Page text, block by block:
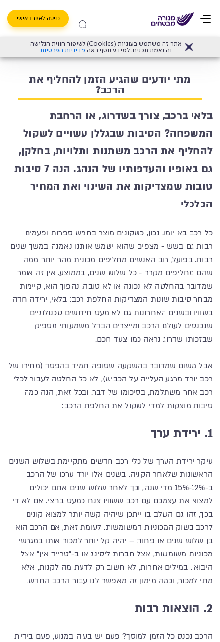
כניסה לאזור האישי
אתר זה משתמש בעוגיות (Cookies) לשיפור חווית הגלישה
והתאמת תכנים. למידע נוסף ראה מדיניות הפרטיות
> ביטוח רכב > מתי יודעים שהגיע הזמן להחליף את הרכב?
מתי יודעים שהגיע הזמן להחליף את
הרכב?
בלאי ברכב, צורך בשדרוג, או הרחבת
המשפחה? הסיבות שבגללן עשויים לשקול
להחליף את הרכב משתנות ותלויות, בחלקן,
גם באופיו והעדפותיו של הנהג. הנה 7 סיבות
טובות שמצדיקות את השינוי ואת המחיר
הכלכלי
כל רכב בא יומו. נכון, כשקונים מוצר בחמש ספרות ופעמים
רבות גם בשש - מצפים שהוא ישמש אותנו נאמנה במשך שנים
רבות. בפועל, רוב האנשים מחליפים מכונית מהר יותר ממה
שהם מחליפים מקרר - כל שלוש שנים, בממוצע. אין זה אומר
שמדובר בהחלטה לא נכונה או לא טובה. נהפוך הוא, קיימות
מבחר סיבות שונות המצדיקות החלפת רכב: בלאי, ירידה חדה
בשוויו ובשנים האחרונות גם לא מעט חידושים טכנולוגיים
שנכנסים לעולם הרכב ומייצרים הבדל משמעותי מספיק
שבזכותו שדרוג נראה כמו צעד חכם.
אבל משום שמדובר בהשקעה שסופה תמיד בהפסד (מחירו של
רכב יורד מרגע העלייה על הכביש), לא כל החלטה לעבור לכלי
רכב אחר משתלמת, בסיכומו של דבר. ובכל זאת, הנה כמה
סיבות מוצקות למדי לשקול את החלפת הרכב:
1. ירידת ערך
עיקר ירידת הערך של כלי רכב חדשים מתקיימת בשלוש השנים
הראשונות שלאחר הקניה. בשנים אלו יורד ערכו של הרכב
ב-12%-15% מדי שנה, וכך לאחר שלוש שנים אתם יכולים
למצוא את עצמכם עם רכב ששוויו צנח כמעט בחצי. אם לא די
בכך, זהו גם השלב בו ייתכן שיהיה קשה יותר למצוא קונים
לרכב בשוק המכוניות המשומשות. לעומת זאת, אם הרכב הוא
בן שלוש שנים או פחות – יהיה קל יותר למכור אותו במגרשי
מכוניות משומשות, אצל חברות ליסינג או ב-"טרייד אין" אצל
היבואן. במילים אחרות, לא חשוב רק לדעת מה לקנות, אלא
מתי למכור, וכמה מימון זה מאפשר לנו עבור הרכב החדש.
2. הוצאות רבות
הרכב נכנס כל הזמן למוסך? פעם יש בעיה במנוע, פעם בידית